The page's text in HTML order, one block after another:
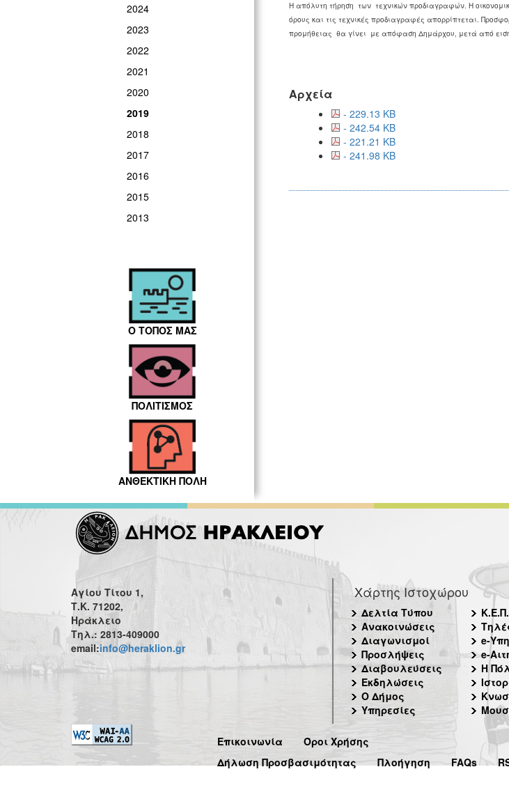
2024
2023
2022
2021
2020
2019
2018
2017
2016
2015
2013
Ο ΤΟΠΟΣ ΜΑΣ
ΠΟΛΙΤΙΣΜΟΣ
ΑΝΘΕΚΤΙΚΗ ΠΟΛΗ
Η απόλυτη τήρηση των τεχνικών προδιαγραφών. Η
όρους και τις τεχνικές προδιαγραφές απορρίπτεται.
προμήθειας θα γίνει με απόφαση Δημάρχου, μετά από
Αρχεία
- 229.13 KB
- 242.54 KB
- 221.21 KB
- 241.98 KB
Αγίου Τίτου 1,
Τ.Κ. 71202,
Ηράκλειο
Τηλ.: 2813-409000
email:info@heraklion.gr
Χάρτης Ιστοχώρου
Δελτία Τύπου
Ανακοινώσεις
Διαγωνισμοί
Προσλήψεις
Διαβουλεύσεις
Εκδηλώσεις
Ο Δήμος
Υπηρεσίες
Κ.Ε.Π.
e-
e-
Η
Επικοινωνία
Όροι Χρήσης
Δήλωση Προσβασιμότητας
Πλοήγηση FAQs